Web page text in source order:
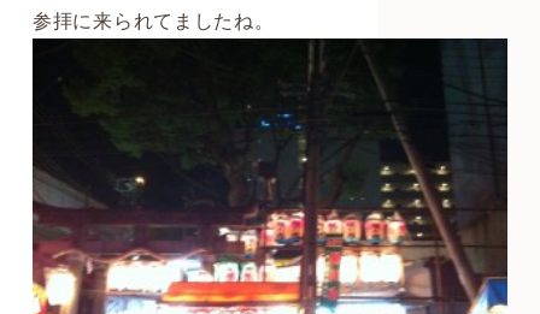
参拝に来られてましたね。